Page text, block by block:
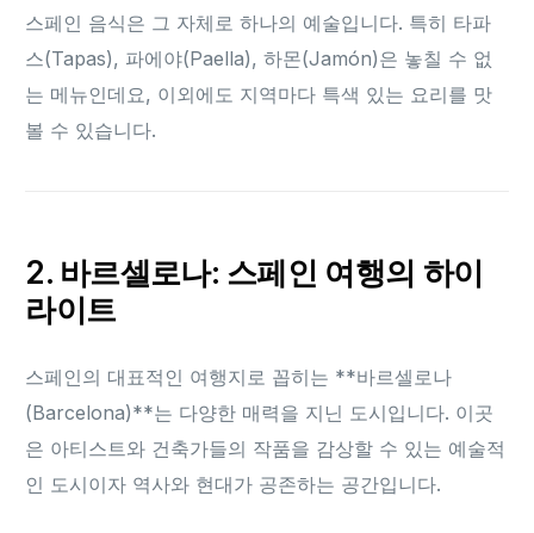
스페인 음식은 그 자체로 하나의 예술입니다. 특히 타파
스(Tapas), 파에야(Paella), 하몬(Jamón)은 놓칠 수 없
는 메뉴인데요, 이외에도 지역마다 특색 있는 요리를 맛
볼 수 있습니다.
2. 바르셀로나: 스페인 여행의 하이
라이트
스페인의 대표적인 여행지로 꼽히는 **바르셀로나
(Barcelona)**는 다양한 매력을 지닌 도시입니다. 이곳
은 아티스트와 건축가들의 작품을 감상할 수 있는 예술적
인 도시이자 역사와 현대가 공존하는 공간입니다.